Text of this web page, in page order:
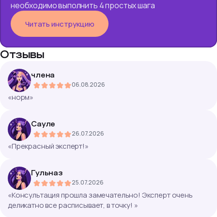
необходимо выполнить 4 простых шага
Читать инструкцию
Отзывы
члена
06.08.2026
«норм»
Сауле
26.07.2026
«Прекрасный эксперт!»
Гульназ
25.07.2026
«Консультация прошла замечательно! Эксперт очень
деликатно все расписывает, в точку! »